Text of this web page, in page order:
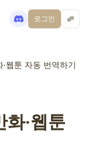
로그인
웹툰 자동 번역하기
·웹툰